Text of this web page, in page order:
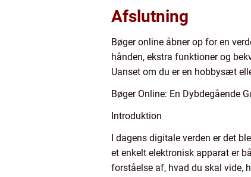
Afslutning
Bøger online åbner op for en
hånden, ekstra funktioner og
Uanset om du er en hobbysæt
Bøger Online: En Dybdegående
Introduktion
I dagens digitale verden er det
et enkelt elektronisk apparat er
forståelse af, hvad du skal vide,